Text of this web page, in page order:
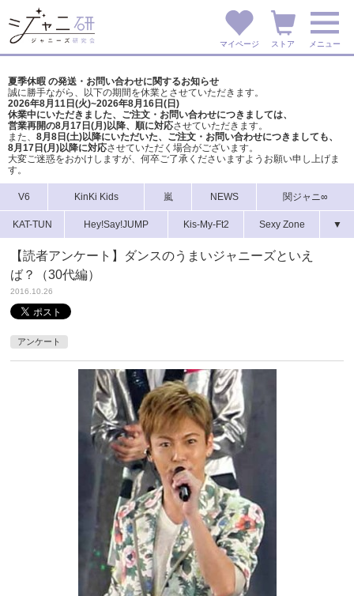
マイページ ストア メニュー
夏季休暇 の発送・お問い合わせに関するお知らせ
誠に勝手ながら、以下の期間を休業とさせていただきます。
2026年8月11日(火)~2026年8月16日(日)
休業中にいただきました、ご注文・お問い合わせにつきましては、
営業再開の8月17日(月)以降、順に対応させていただきます。
また、 8月8日(土)以降にいただいた、ご注文・ お問い合わせにつきましても、
8月17日(月)以降に対応させていただく場合がございます。
大変ご迷惑をおかけしますが、 何卒ご了承くださいますようお願い申し上げま
す。
V6 KinKi Kids 嵐 NEWS 関ジャニ∞
KAT-TUN Hey!Say!JUMP Kis-My-Ft2 Sexy Zone ▼
【読者アンケート】ダンスのうまいジャニーズといえ
ば？（30代編）
2016.10.26
アンケート